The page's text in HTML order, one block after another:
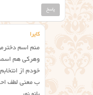
پاسخ
کایرا
منم اسم
وهرکی هم
خودم از
ب معنی لطف